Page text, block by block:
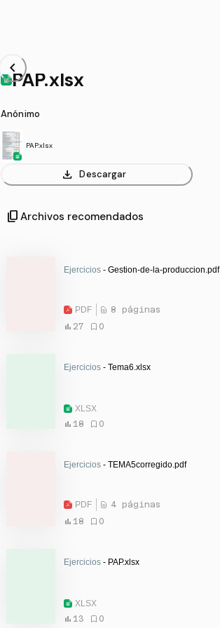
chevron_left
PAP.xlsx
Anónimo
PAP.xlsx
download Descargar
content_copy Archivos recomendados
Ejercicios - Gestion-de-la-produccion.pdf
PDF
8 páginas
27
0
Ejercicios - Tema6.xlsx
XLSX
18
0
Ejercicios - TEMA5corregido.pdf
PDF
4 páginas
18
0
Ejercicios - PAP.xlsx
XLSX
13
0